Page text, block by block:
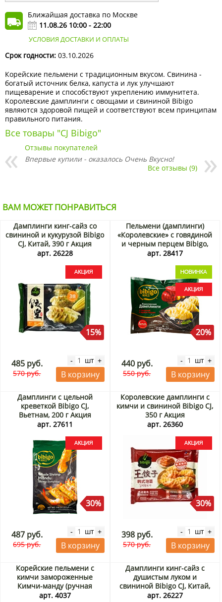
Ближайшая доставка по Москве
11.08.26 10:00 - 22:00
УСЛОВИЯ ДОСТАВКИ И ОПЛАТЫ
Срок годности: 03.10.2026
Корейские пельмени с традиционным вкусом. Свинина -
богатый источник белка, капуста и лук улучшают
пищеварение и способствуют укреплению иммунитета.
Королевские дамплинги с овощами и свининой Bibigo
являются здоровой пищей и соответствуют всем принципам
правильного питания.
Все товары "CJ Bibigo"
Отзывы покупателей
Впервые купили - оказалось Очень Вкусно!
Все отзывы (9)
ВАМ МОЖЕТ ПОНРАВИТЬСЯ
Дамплинги кинг-сайз со
свининой и кукурузой Bibigo
CJ, Китай, 390 г Акция
арт. 26228
15%
485 руб.
570 руб.
- шт +
В корзину
Пельмени (дамплинги)
«Королевские» с говядиной
и черным перцем Bibigo,
Китай, 300 г Акция
арт. 28417
20%
440 руб.
550 руб.
- шт +
В корзину
Дамплинги с цельной
креветкой Bibigo CJ,
Вьетнам, 200 г Акция
арт. 27611
30%
487 руб.
695 руб.
- шт +
В корзину
Королевские дамплинги с
кимчи и свининой Bibigo CJ,
350 г Акция
арт. 26360
30%
398 руб.
570 руб.
- шт +
В корзину
Корейские пельмени с
кимчи замороженные
Кимчи-манду (ручная
работа) Чонджон, 450г
арт. 4037
Дамплинги кинг-сайз с
душистым луком и
свининой Bibigo CJ, Китай,
390 г Акция
арт. 26227